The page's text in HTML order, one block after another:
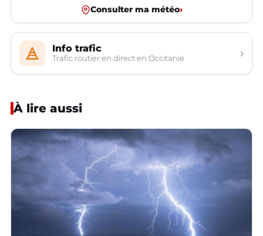
Consulter ma météo›
Info trafic
Trafic routier en direct en Occitanie ›
À lire aussi